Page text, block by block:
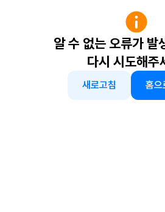
알 수 없는 오류가 발
다시 시도해주
새로고침 홈으